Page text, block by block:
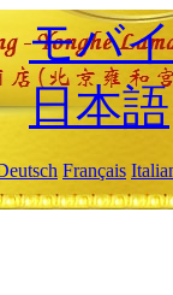
モバ
日本語
Français